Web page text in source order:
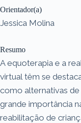
Orientador(a)
Jessica Molina
Resumo
A equoterapia e a
virtual têm se
como alternativas de
grande importância
reabilitação de